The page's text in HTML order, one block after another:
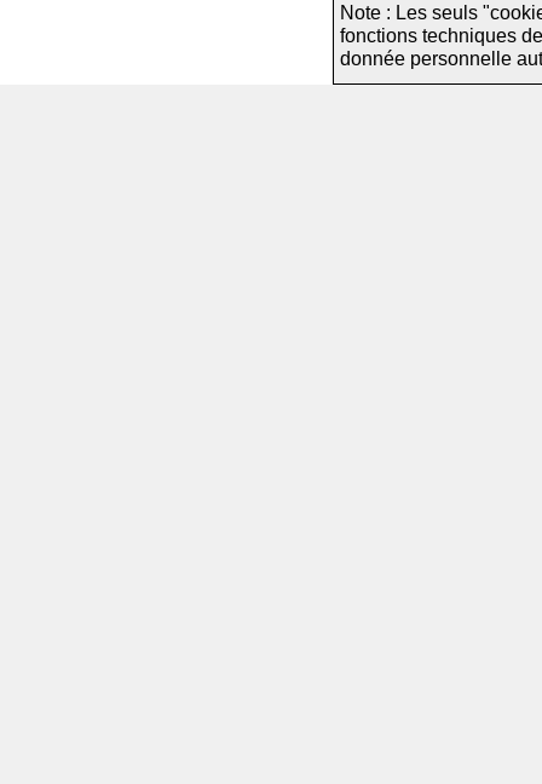
Note : Les seuls
fonctions techniques
donnée personnelle